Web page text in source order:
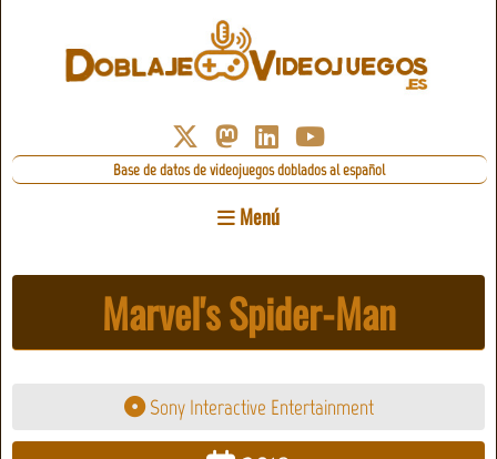
Base de datos de videojuegos doblados al español
Menú
Marvel's Spider-Man
Sony Interactive Entertainment